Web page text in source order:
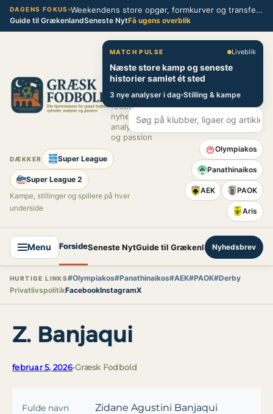
Spring
DAGENS FOKUS Weekendens store opgør, formkurver og transferblik fra græsk fodbold
Guide til GrækenlandSeneste NytFå ugens overblik
Græsk Fodbold
Din
hjemmebane
for græsk
fodbold –
nyheder,
analyser
og passion
DÆKKER Super League
Super League 2
Kampe, stillinger og spillere på hver
underside
MATCH PULSE Liveblik
Næste store kamp og seneste
historier samlet ét sted
3 nye analyser i dag Stilling & kampe
Olympiakos
Panathinaikos
AEK PAOK
Aris
Menu ForsideSeneste NytGuide til GrækenlandSuper League
Nyhedsbrev
HURTIGE LINKS#Olympiakos#Panathinaikos#AEK#PAOK#Derby
PrivatlivspolitikFacebookInstagramX
Z. Banjaqui
februar 5, 2026•Græsk Fodbold
Fulde navn Zidane Agustini Banjaqui